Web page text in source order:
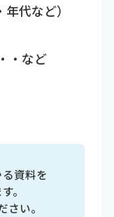
代など）
・など
資料を
。
い。